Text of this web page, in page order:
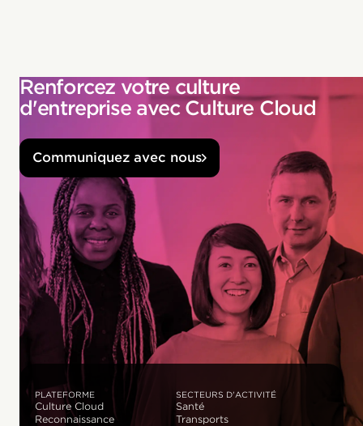
Renforcez votre culture
d'entreprise avec Culture Cloud
Communiquez avec nous
PLATEFORME
Culture Cloud
Reconnaissance
SECTEURS D'ACTIVITÉ
Santé
Transports